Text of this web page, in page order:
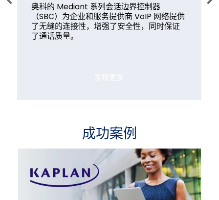
奥科的 Mediant 系列会话边界控制器
（SBC）为企业和服务提供商 VoIP 网络提供
了无缝的连接性，增强了安全性，同时保证
了通话质量。
成功案例